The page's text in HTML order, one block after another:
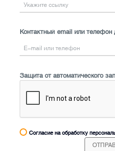
Контактный email или телефон
Защита от автоматического
Согласие на обработку